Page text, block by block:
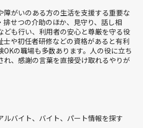
障がいのある方の生活を支援する重要な
排せつの介助のほか、見守り、話し相
ども行い、利用者の安心と尊厳を守る役
士や初任者研修などの資格があると有利
OKの職場も多数あります。人の役に立ち
れ、感謝の言葉を直接受け取れるやりが
ルバイト、バイト、パート情報を探す